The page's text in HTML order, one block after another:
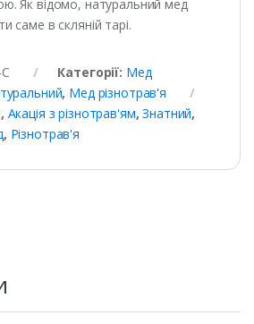
Як відомо, натуральний мед
саме в скляній тарі.
Категорії: Мед
, Мед різнотрав'я
, Акація з різнотрав'ям,Знатний,
, Різнотрав'я